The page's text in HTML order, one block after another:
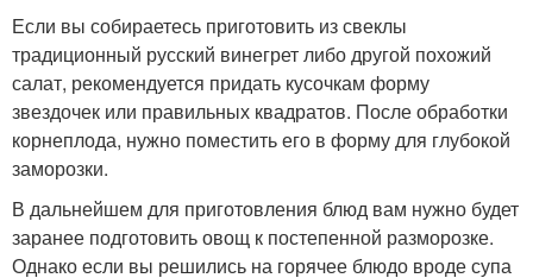
Если вы собираетесь приготовить из свеклы
традиционный русский винегрет либо другой похожий
салат, рекомендуется придать кусочкам форму
звездочек или правильных квадратов. После обработки
корнеплода, нужно поместить его в форму для глубокой
заморозки.
В дальнейшем для приготовления блюд вам нужно будет
заранее подготовить овощ к постепенной разморозке.
Однако если вы решились на горячее блюдо вроде супа